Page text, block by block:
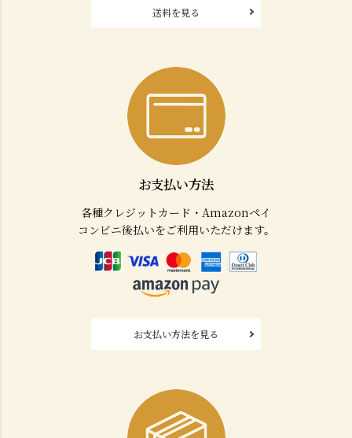
送料を見る
お支払い方法
各種クレジットカード・Amazonペイ
コンビニ後払いをご利用いただけます。
お支払い方法を見る